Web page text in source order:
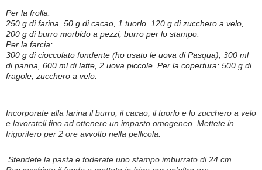
Per la frolla:
250 g di farina, 50 g di cacao, 1 tuorlo,
120 g di zucchero a velo,
200 g di burro morbido a pezzi, burro per lo stampo.
Per la farcia:
300 g di cioccolato fondente (ho usato le uova di Pasqua), 300 ml
di panna, 600 ml di latte, 2 uova piccole. Per la copertura: 500 g di
fragole, zucchero a velo.
Incorporate alla farina il burro, il cacao, il tuorlo e lo zucchero a velo
e lavorateli fino ad ottenere un impasto omogeneo. Mettete in
frigorifero per 2 ore avvolto nella pellicola.
Stendete la pasta e foderate uno stampo imburrato di 24 cm.